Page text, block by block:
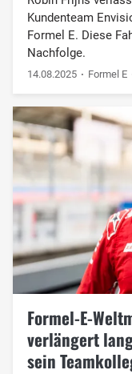
Kundenteam
Formel E. Diese
Nachfolge.
14.08.2025 Formel E
Formel-E-
verlängert
sein